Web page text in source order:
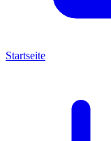
Startseite